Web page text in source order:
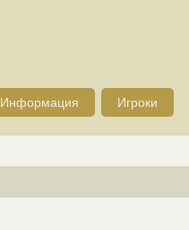
Информация Игроки